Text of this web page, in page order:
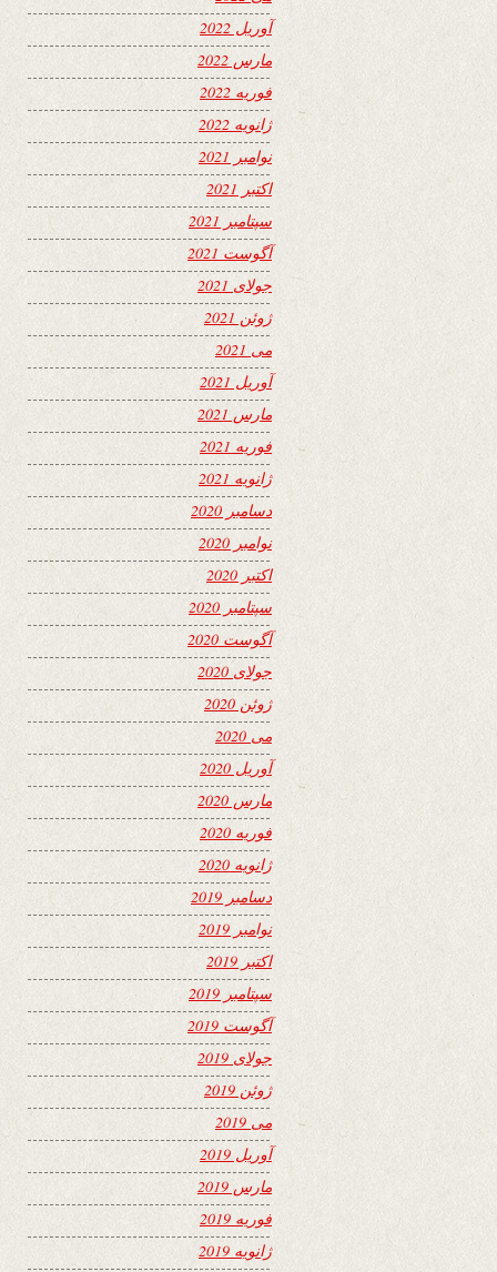
آوریل 2022
مارس 2022
فوریه 2022
ژانویه 2022
نوامبر 2021
اکتبر 2021
سپتامبر 2021
آگوست 2021
جولای 2021
ژوئن 2021
می 2021
آوریل 2021
مارس 2021
فوریه 2021
ژانویه 2021
دسامبر 2020
نوامبر 2020
اکتبر 2020
سپتامبر 2020
آگوست 2020
جولای 2020
ژوئن 2020
می 2020
آوریل 2020
مارس 2020
فوریه 2020
ژانویه 2020
دسامبر 2019
نوامبر 2019
اکتبر 2019
سپتامبر 2019
آگوست 2019
جولای 2019
ژوئن 2019
می 2019
آوریل 2019
مارس 2019
فوریه 2019
ژانویه 2019